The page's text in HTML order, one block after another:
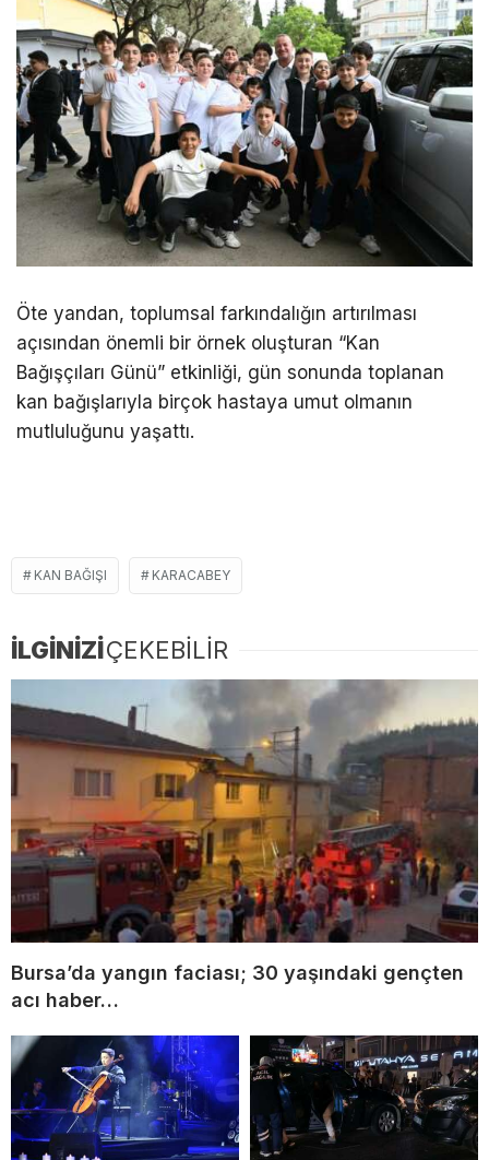
Öte yandan, toplumsal farkındalığın artırılması
açısından önemli bir örnek oluşturan “Kan
Bağışçıları Günü” etkinliği, gün sonunda toplanan
kan bağışlarıyla birçok hastaya umut olmanın
mutluluğunu yaşattı.
KAN BAĞIŞI KARACABEY
İLGİNİZİÇEKEBİLİR
Bursa’da yangın faciası; 30 yaşındaki gençten
acı haber…